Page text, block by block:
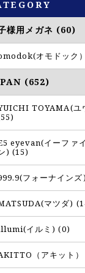
様用メガネ (60)
オモドック
(652)
TOYAMA(ユ
eyevan(イーファ
) (15)
フォーナイン
マツダ)
イルミ) (0)
（アキット